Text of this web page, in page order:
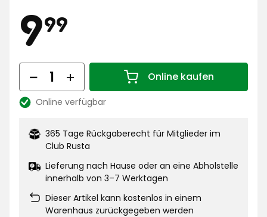
Preis
999
€
Menge Online kaufen
Menge 1
Lagerbestand:
Online verfügbar
365 Tage Rückgaberecht für Mitglieder im
Club Rusta
Lieferung nach Hause oder an eine Abholstelle
innerhalb von 3–7 Werktagen
Dieser Artikel kann kostenlos in einem
Warenhaus zurückgegeben werden